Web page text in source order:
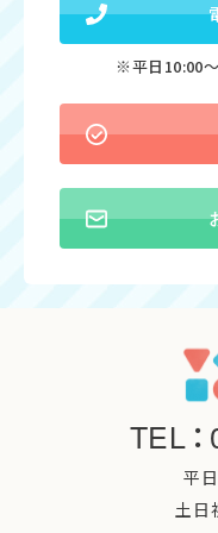
※平日10:00
TEL：
平
土日